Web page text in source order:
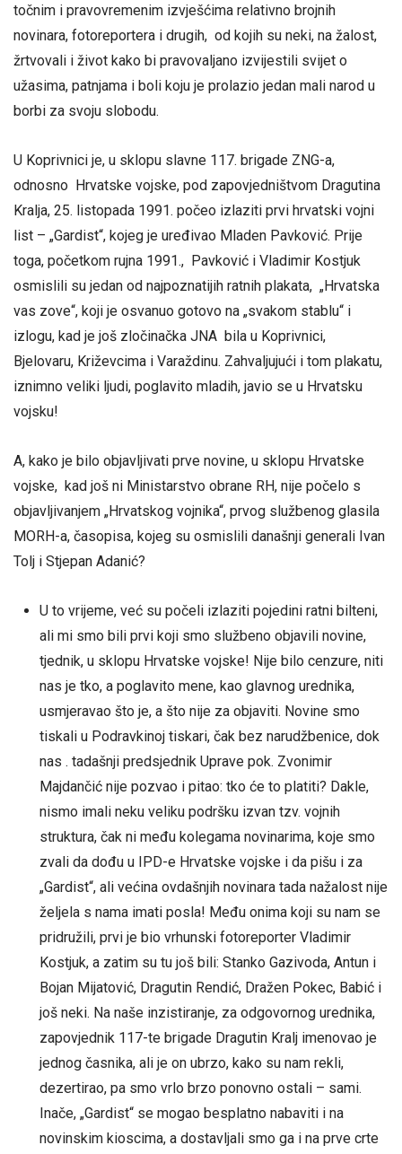
točnim i pravovremenim izvješćima relativno brojnih
novinara, fotoreportera i drugih, od kojih su neki, na žalost,
žrtvovali i život kako bi pravovaljano izvijestili svijet o
užasima, patnjama i boli koju je prolazio jedan mali narod u
borbi za svoju slobodu.
U Koprivnici je, u sklopu slavne 117. brigade ZNG-a,
odnosno Hrvatske vojske, pod zapovjedništvom Dragutina
Kralja, 25. listopada 1991. počeo izlaziti prvi hrvatski vojni
list – „Gardist“, kojeg je uređivao Mladen Pavković. Prije
toga, početkom rujna 1991., Pavković i Vladimir Kostjuk
osmislili su jedan od najpoznatijih ratnih plakata, „Hrvatska
vas zove“, koji je osvanuo gotovo na „svakom stablu“ i
izlogu, kad je još zločinačka JNA bila u Koprivnici,
Bjelovaru, Križevcima i Varaždinu. Zahvaljujući i tom plakatu,
iznimno veliki ljudi, poglavito mladih, javio se u Hrvatsku
vojsku!
A, kako je bilo objavljivati prve novine, u sklopu Hrvatske
vojske, kad još ni Ministarstvo obrane RH, nije počelo s
objavljivanjem „Hrvatskog vojnika“, prvog službenog glasila
MORH-a, časopisa, kojeg su osmislili današnji generali Ivan
Tolj i Stjepan Adanić?
U to vrijeme, već su počeli izlaziti pojedini ratni bilteni,
ali mi smo bili prvi koji smo službeno objavili novine,
tjednik, u sklopu Hrvatske vojske! Nije bilo cenzure, niti
nas je tko, a poglavito mene, kao glavnog urednika,
usmjeravao što je, a što nije za objaviti. Novine smo
tiskali u Podravkinoj tiskari, čak bez narudžbenice, dok
nas . tadašnji predsjednik Uprave pok. Zvonimir
Majdančić nije pozvao i pitao: tko će to platiti? Dakle,
nismo imali neku veliku podršku izvan tzv. vojnih
struktura, čak ni među kolegama novinarima, koje smo
zvali da dođu u IPD-e Hrvatske vojske i da pišu i za
„Gardist“, ali većina ovdašnjih novinara tada nažalost nije
željela s nama imati posla! Među onima koji su nam se
pridružili, prvi je bio vrhunski fotoreporter Vladimir
Kostjuk, a zatim su tu još bili: Stanko Gazivoda, Antun i
Bojan Mijatović, Dragutin Rendić, Dražen Pokec, Babić i
još neki. Na naše inzistiranje, za odgovornog urednika,
zapovjednik 117-te brigade Dragutin Kralj imenovao je
jednog časnika, ali je on ubrzo, kako su nam rekli,
dezertirao, pa smo vrlo brzo ponovno ostali – sami.
Inače, „Gardist“ se mogao besplatno nabaviti i na
novinskim kioscima, a dostavljali smo ga i na prve crte